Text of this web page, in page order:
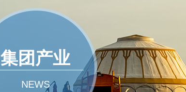
集团产业
NEWS